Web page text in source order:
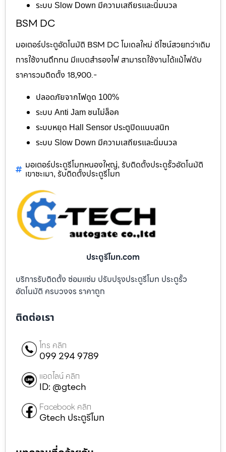
ระบบ Slow Down มีความเสถียรและนิ่มนวล
BSM DC
มอเตอร์ประตูอัตโนมัติ BSM DC โมเดลใหม่ ดีไซน์สวยกว่าเดิม
การใช้งานถึกทน มีแบตสำรองไฟ สามารถใช้งานได้แม้ไฟดับ
ราคารวมติดตั้ง 18,900.-
ปลอดภัยจากไฟดูด 100%
ระบบ Anti Jam ชนไม่ล็อค
ระบบหยุด Hall Sensor ประตูปิดแนบสนิท
ระบบ Slow Down มีความเสถียรและนิ่มนวล
มอเตอร์ประตูรีโมทหนองใหญ่, รับติดตั้งประตูรั้วอัตโนมัติ
เขาชะเมา, รับติดตั้งประตูรีโมท
ประตูรีโมท.com
บริการรับติดตั้ง ซ่อมแซ่ม ปรับปรุงประตูรีโมท ประตูรั้ว
อัตโนมัติ ครบวงจร ราคาถูก
ติดต่อเรา
โทร คลิก
099 294 9789
แอดไลน์ คลิก
ID: @gtech
Facebook คลิก
Gtech ประตูรีโมท